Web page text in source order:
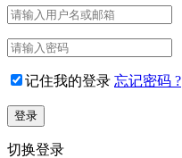
记住我的登录 忘记密码 ?
切换登录